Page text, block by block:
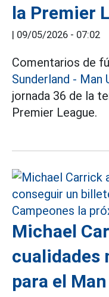
la Premier
| 09/05/2026 - 07:02
Comentarios de
Sunderland - Man
jornada 36 de la
Premier League.
Michael
cualidades
para el